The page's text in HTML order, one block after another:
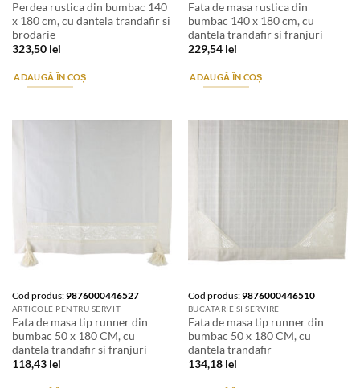
Perdea rustica din bumbac 140
x 180 cm, cu dantela trandafir si
brodarie
323,50 lei
ADAUGĂ ÎN COȘ
Fata de masa rustica din
bumbac 140 x 180 cm, cu
dantela trandafir si franjuri
229,54 lei
ADAUGĂ ÎN COȘ
Cod produs:9876000446527
ARTICOLE PENTRU SERVIT
Fata de masa tip runner din
bumbac 50 x 180 CM, cu
dantela trandafir si franjuri
118,43 lei
Cod produs:9876000446510
BUCATARIE SI SERVIRE
Fata de masa tip runner din
bumbac 50 x 180 CM, cu
dantela trandafir
134,18 lei